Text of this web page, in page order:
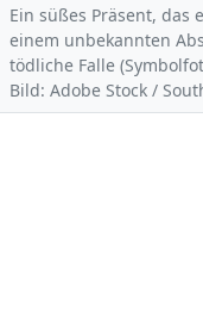
Ein süßes Präsent, das
einem unbekannten
tödliche Falle
Bild: Adobe Stock /